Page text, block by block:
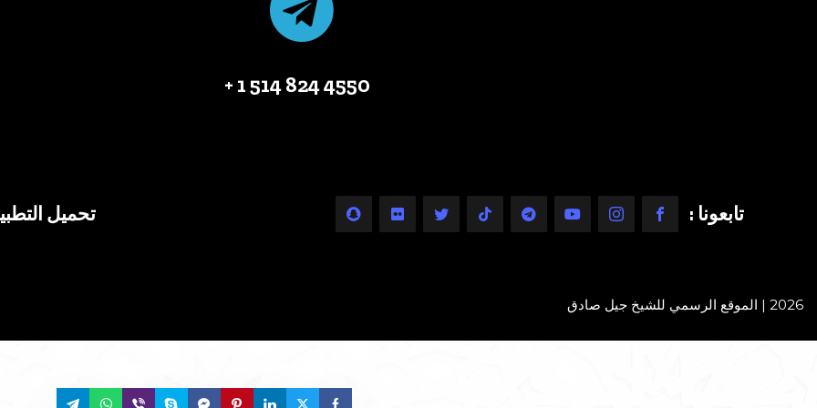
4550 824 514 1 +
تابعونا : تحميل
2026 | الموقع الرسمي للشيخ جيل صادق